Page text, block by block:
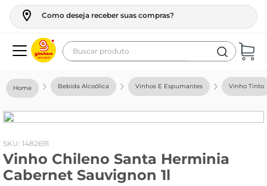
Como deseja receber suas compras?
Buscar produto
Bebida Alcoólica Vinhos E Espumantes Vinho Tinto
: 1482691
Vinho Chileno Santa Herminia
Cabernet Sauvignon 1l
geladeira
fogao
café
cerveja